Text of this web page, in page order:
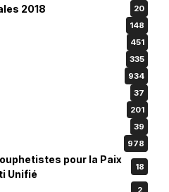
2018 20
148
451
335
934
37
201
39
978
pour la Paix
Unifié
18
2